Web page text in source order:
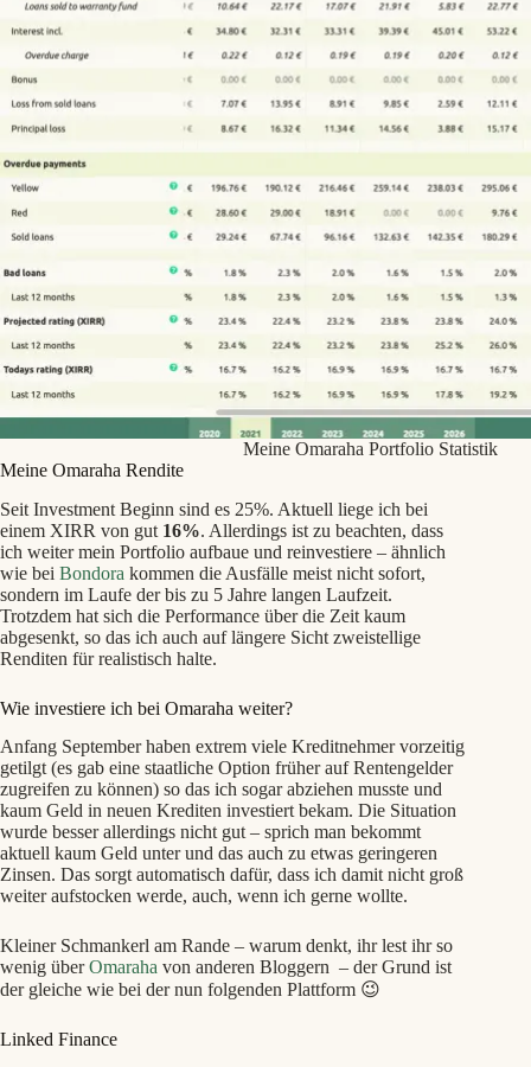
Meine Omaraha Portfolio Statistik
Meine Omaraha Rendite
Seit Investment Beginn sind es 25%. Aktuell liege ich bei
einem XIRR von gut 16%. Allerdings ist zu beachten, dass
ich weiter mein Portfolio aufbaue und reinvestiere – ähnlich
wie bei Bondora kommen die Ausfälle meist nicht sofort,
sondern im Laufe der bis zu 5 Jahre langen Laufzeit.
Trotzdem hat sich die Performance über die Zeit kaum
abgesenkt, so das ich auch auf längere Sicht zweistellige
Renditen für realistisch halte.
Wie investiere ich bei Omaraha weiter?
Anfang September haben extrem viele Kreditnehmer vorzeitig
getilgt (es gab eine staatliche Option früher auf Rentengelder
zugreifen zu können) so das ich sogar abziehen musste und
kaum Geld in neuen Krediten investiert bekam. Die Situation
wurde besser allerdings nicht gut – sprich man bekommt
aktuell kaum Geld unter und das auch zu etwas geringeren
Zinsen. Das sorgt automatisch dafür, dass ich damit nicht groß
weiter aufstocken werde, auch, wenn ich gerne wollte.
Kleiner Schmankerl am Rande – warum denkt, ihr lest ihr so
wenig überOmaraha von anderen Bloggern – der Grund ist
der gleiche wie bei der nun folgenden Plattform 😉
Linked Finance